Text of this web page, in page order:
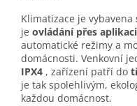
Klimatizace je vybavena
je ovládání přes
automatické režimy a
domácnosti. Venkovní
IPX4 , zařízení patří do
je tak spolehlivým,
každou domácnost.